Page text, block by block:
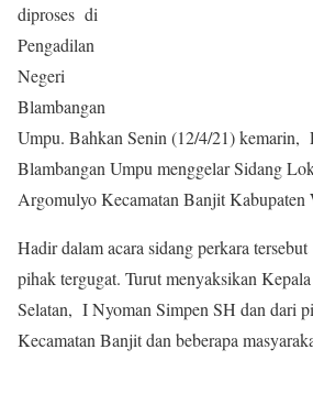
diproses di
Pengadilan
Negeri
Blambangan
Umpu. Bahkan Senin (12/4/21) kemarin,
Blambangan Umpu menggelar Sidang
Argomulyo Kecamatan Banjit Kabupaten
Hadir dalam acara sidang perkara
pihak tergugat. Turut menyaksikan
Selatan, I Nyoman Simpen SH dan dari
Kecamatan Banjit dan beberapa